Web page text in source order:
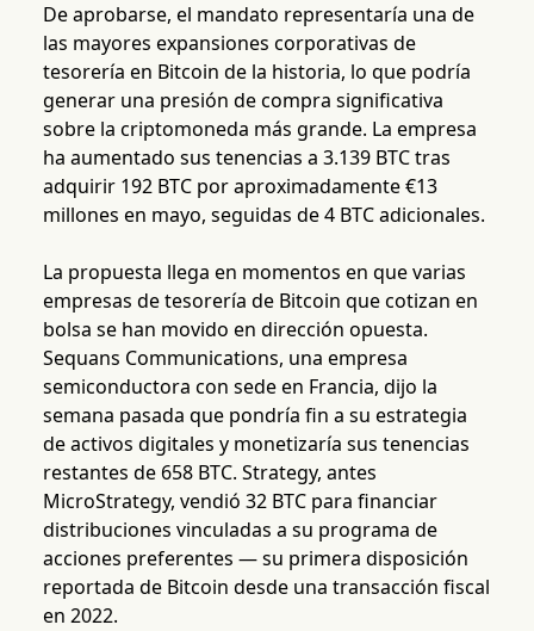
De aprobarse, el mandato representaría una de
las mayores expansiones corporativas de
tesorería en Bitcoin de la historia, lo que podría
generar una presión de compra significativa
sobre la criptomoneda más grande. La empresa
ha aumentado sus tenencias a 3.139 BTC tras
adquirir 192 BTC por aproximadamente €13
millones en mayo, seguidas de 4 BTC adicionales.
La propuesta llega en momentos en que varias
empresas de tesorería de Bitcoin que cotizan en
bolsa se han movido en dirección opuesta.
Sequans Communications, una empresa
semiconductora con sede en Francia, dijo la
semana pasada que pondría fin a su estrategia
de activos digitales y monetizaría sus tenencias
restantes de 658 BTC. Strategy, antes
MicroStrategy, vendió 32 BTC para financiar
distribuciones vinculadas a su programa de
acciones preferentes — su primera disposición
reportada de Bitcoin desde una transacción fiscal
en 2022.